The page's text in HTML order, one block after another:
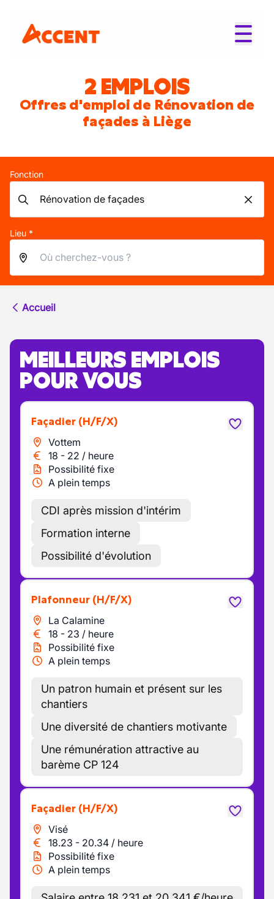
2 EMPLOIS
Offres d'emploi de Rénovation de
façades à Liège
Fonction
Lieu *
Accueil
MEILLEURS EMPLOIS
POUR VOUS
Façadier (H/F/X)
Vottem
18 - 22 / heure
Possibilité fixe
A plein temps
CDI après mission d'intérim
Formation interne
Possibilité d'évolution
Plafonneur (H/F/X)
La Calamine
18 - 23 / heure
Possibilité fixe
A plein temps
Un patron humain et présent sur les
chantiers
Une diversité de chantiers motivante
Une rémunération attractive au
barème CP 124
Façadier (H/F/X)
Visé
18.23 - 20.34 / heure
Possibilité fixe
A plein temps